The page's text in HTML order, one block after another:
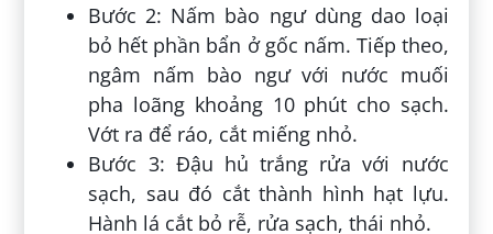
Bước 2: Nấm bào ngư dùng dao loại
bỏ hết phần bẩn ở gốc nấm. Tiếp theo,
ngâm nấm bào ngư với nước muối
pha loãng khoảng 10 phút cho sạch.
Vớt ra để ráo, cắt miếng nhỏ.
Bước 3: Đậu hủ trắng rửa với nước
sạch, sau đó cắt thành hình hạt lựu.
Hành lá cắt bỏ rễ, rửa sạch, thái nhỏ.